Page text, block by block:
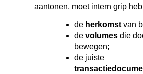
aantonen, moet intern grip
de herkomstvan
de volumesdie
bewegen;
de juiste